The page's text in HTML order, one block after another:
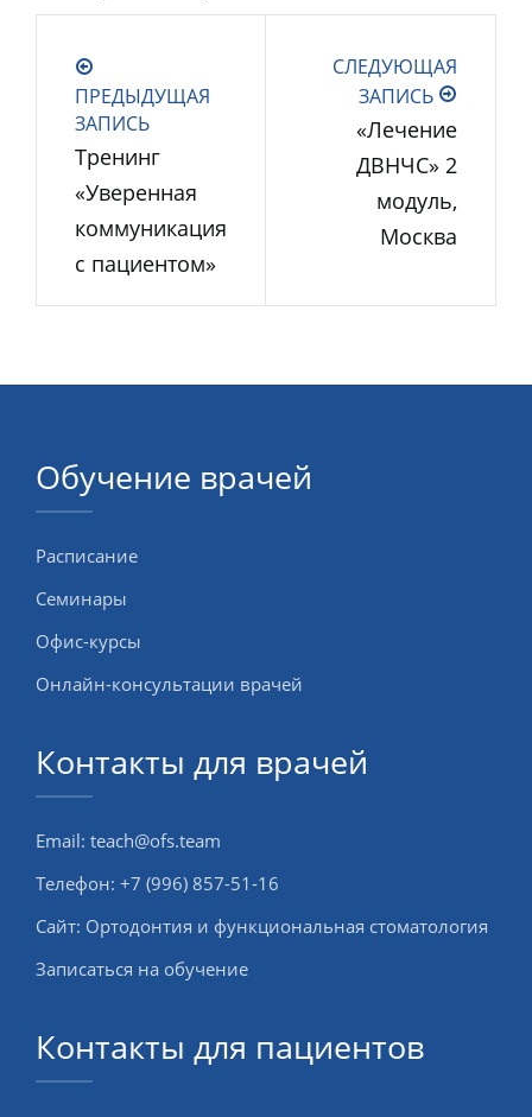
ПРЕДЫДУЩАЯ
ЗАПИСЬ
Тренинг
«Уверенная
коммуникация
с пациентом»
СЛЕДУЮЩАЯ
ЗАПИСЬ
«Лечение
ДВНЧС» 2
модуль,
Москва
Обучение врачей
Расписание
Семинары
Офис-курсы
Онлайн-консультации врачей
Контакты для врачей
Email: teach@ofs.team
Телефон: +7 (996) 857-51-16
Сайт: Ортодонтия и функциональная стоматология
Записаться на обучение
Контакты для пациентов